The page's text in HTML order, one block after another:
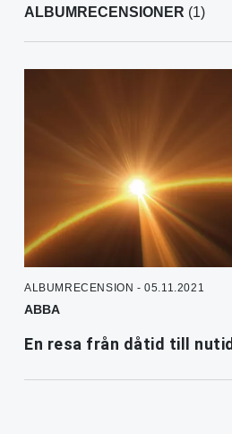
ALBUMRECENSIONER (1)
ALBUMRECENSION - 05.11.2021
ABBA
En resa från dåtid till nutid